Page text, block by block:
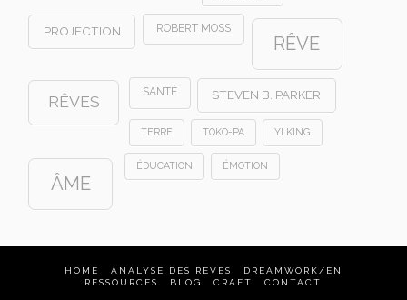
PROJECTION ROBERT MOSS
RÊVE
RÊVES
SANTÉ STEVEN B. PARKER
TERRE TOKO-PA YI KING
ÂME
ÉDUCATION ÉMOTION
HOME ANALYSE DES REVES
DREAMWORK/EN
RESSOURCES
BLOG CRAFT CONTACT